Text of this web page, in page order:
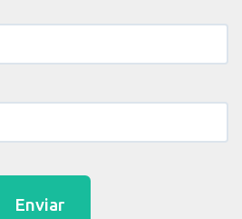
Enviar